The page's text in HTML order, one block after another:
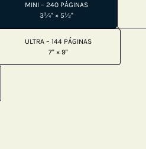
MINI – 240 PÁGINAS
3¾" × 5½"
ULTRA – 144 PÁGINAS
7" × 9"